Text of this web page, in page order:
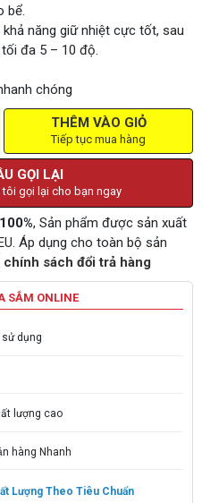
bể.
năng giữ nhiệt cực tốt, sau
đa 5 – 10 độ.
chóng
THÊM VÀO GIỎ
Tiếp tục mua hàng
GỌI LẠI
gọi lại cho bạn ngay
, Sản phẩm được sản xuất
Áp dụng cho toàn bộ sản
chính sách đổi trả hàng
SẮM ONLINE
dụng
lượng cao
hàng Nhanh
Lượng Theo Tiêu Chuẩn